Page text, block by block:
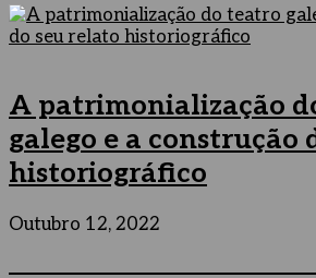
A patrimonialização
galego e a construção
historiográfico
Outubro 12, 2022